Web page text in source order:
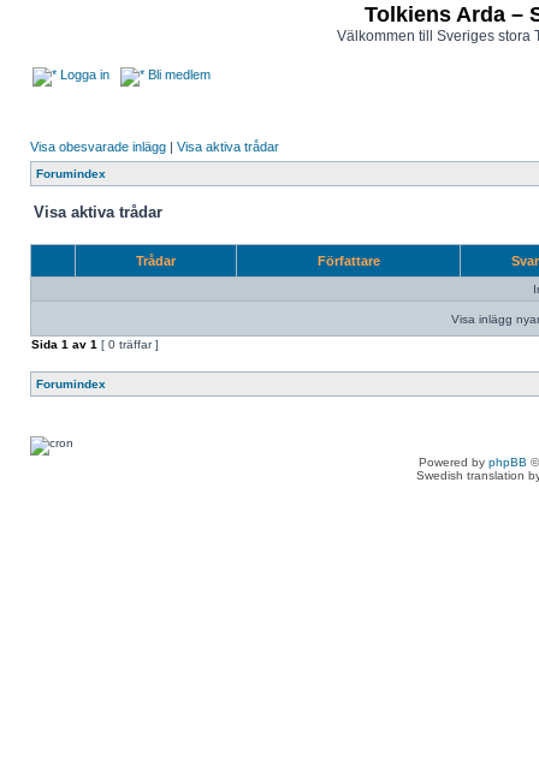
Tolkiens Arda –
Välkommen till Sveriges stora
Logga in Bli medlem
Visa obesvarade inlägg | Visa aktiva trådar
Forumindex
Visa aktiva trådar
Trådar Författare
Visa inlägg
Sida 1 av 1 [ 0 träffar ]
Forumindex
Powered by phpBB
Swedish translation